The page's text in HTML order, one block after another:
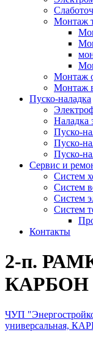
Монтаж
Монтаж
Монтаж
Пуско-наладка
Наладка
Пуско-
Пуско-
Пуско-
Сервис и
Систем
Систем
Систем
Систем
Контакты
2-п.
КАРБОН
ЧУП
универсальная,